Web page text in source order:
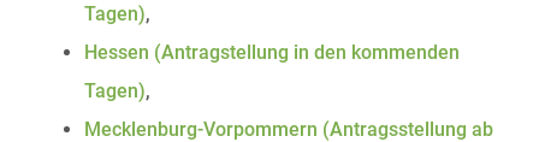
Tagen),
Hessen (Antragstellung in den kommenden
Tagen),
Mecklenburg-Vorpommern (Antragsstellung ab